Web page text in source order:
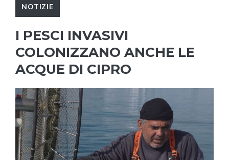
NOTIZIE
I PESCI INVASIVI
COLONIZZANO ANCHE LE
ACQUE DI CIPRO